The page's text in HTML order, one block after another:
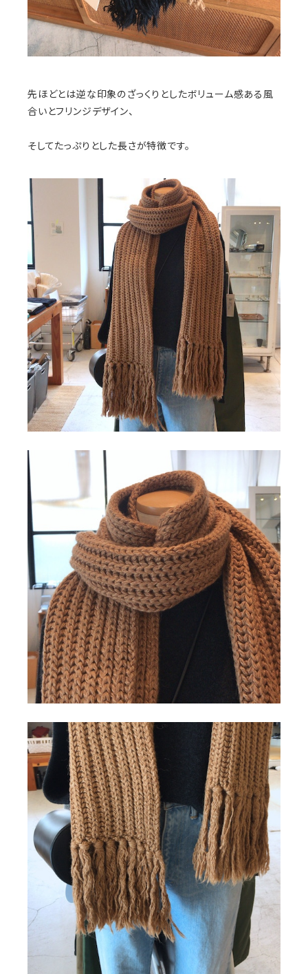
先ほどとは逆な印象のざっくりとしたボリューム感ある風
合いとフリンジデザイン、
そしてたっぷりとした長さが特徴です。